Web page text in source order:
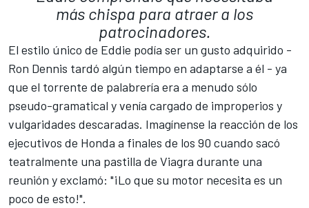
más chispa para atraer a los
patrocinadores.
El estilo único de Eddie podía ser un gusto adquirido -
Ron Dennis tardó algún tiempo en adaptarse a él - ya
que el torrente de palabrería era a menudo sólo
pseudo-gramatical y venía cargado de improperios y
vulgaridades descaradas. Imagínense la reacción de los
ejecutivos de Honda a finales de los 90 cuando sacó
teatralmente una pastilla de Viagra durante una
reunión y exclamó: "¡Lo que su motor necesita es un
poco de esto!".